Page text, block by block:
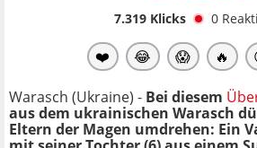
7.319Klicks 0
❤️ 😂 😱 🔥
Warasch (Ukraine) - Bei diesem
aus dem ukrainischen Warasch
Eltern der Magen umdrehen: Ein